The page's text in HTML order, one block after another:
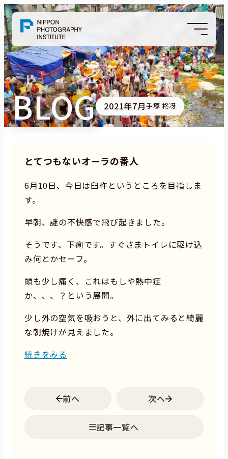
BLOG 2021年7月手塚 柊冴
とてつもないオーラの番人
6月10日、今日は臼杵というところを目指しま
す。
早朝、謎の不快感で飛び起きました。
そうです、下痢です。すぐさまトイレに駆け込
み何とかセーフ。
頭も少し痛く、これはもしや熱中症
か、、、？という展開。
少し外の空気を吸おうと、外に出てみると綺麗
な朝焼けが見えました。
続きをみる
前へ
記事一覧へ
次へ